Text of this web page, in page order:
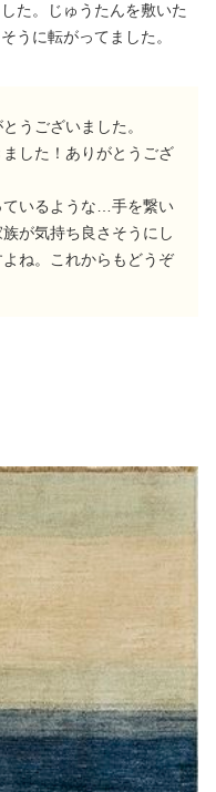
た。じゅうたんを敷いた
うに転がってました。
うございました。
した！ありがとうござ
ているような…手を繋い
が気持ち良さそうにし
ね。これからもどうぞ